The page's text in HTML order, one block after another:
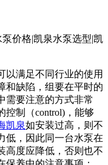
满足不同行业的使用
和缺陷，组要在平时的
需要注意的方式非常
控制（control)，能够
凯泉如安装过高，则不
低，因此同一台水泵在
高度应降低，否则也不